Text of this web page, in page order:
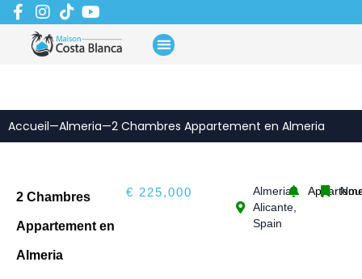
Aller
au
contenu
Accueil—Almeria—2 Chambres Appartement en Almeria
2 Chambres
Appartement en
Almeria
€ 225,000
Almeria,
Alicante,
Spain